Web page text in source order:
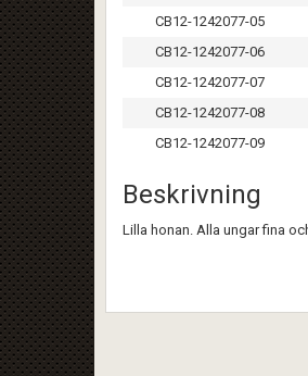
CB12-1242077-05
CB12-1242077-06
CB12-1242077-07
CB12-1242077-08
CB12-1242077-09
Beskrivning
Lilla honan. Alla ungar fina